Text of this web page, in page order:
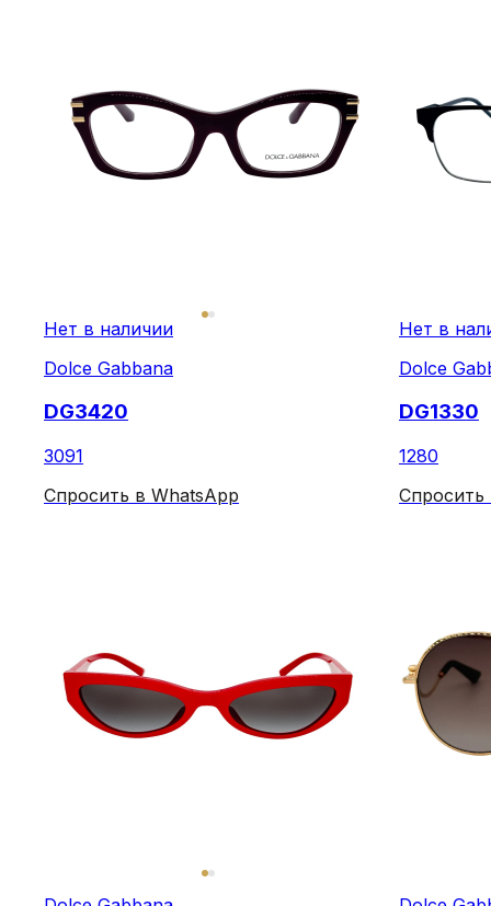
Нет в наличии
Dolce Gabbana
DG3420
3091
Спросить в WhatsApp
Нет в
Dolce
DG1330
1280
Спросить